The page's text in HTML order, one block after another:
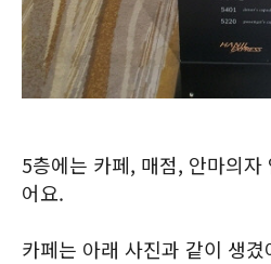
5층에는 카페, 매점, 안마의자
어요.
카페는 아래 사진과 같이 생겼